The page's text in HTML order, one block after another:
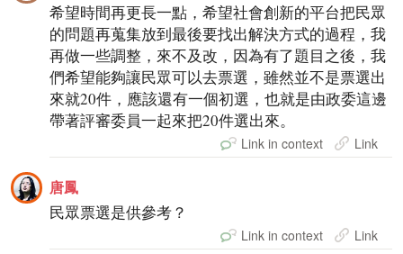
希望時間再更長一點，希望社會創新的平台把民眾
的問題再蒐集放到最後要找出解決方式的過程，我
再做一些調整，來不及改，因為有了題目之後，我
們希望能夠讓民眾可以去票選，雖然並不是票選出
來就20件，應該還有一個初選，也就是由政委這邊
帶著評審委員一起來把20件選出來。
Link in context Link
唐鳳
民眾票選是供參考？
Link in context Link